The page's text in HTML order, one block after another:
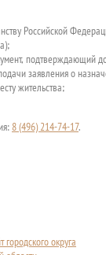
Российской
подтверждающий
заявления о
жительства;
8 (496) 214-74-17.
округа